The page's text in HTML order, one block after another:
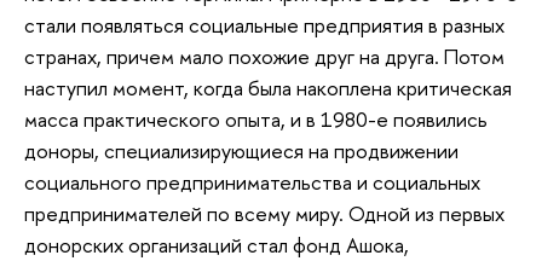
стали появляться социальные предприятия в разных
странах, причем мало похожие друг на друга. Потом
наступил момент, когда была накоплена критическая
масса практического опыта, и в 1980-е появились
доноры, специализирующиеся на продвижении
социального предпринимательства и социальных
предпринимателей по всему миру. Одной из первых
донорских организаций стал фонд Ашока,